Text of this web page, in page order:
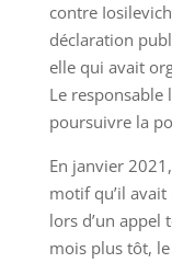
contre
déclaration
elle qui avait
Le responsable
poursuivre la
En janvier
motif qu’il avait
lors d’un appel
mois plus tôt,